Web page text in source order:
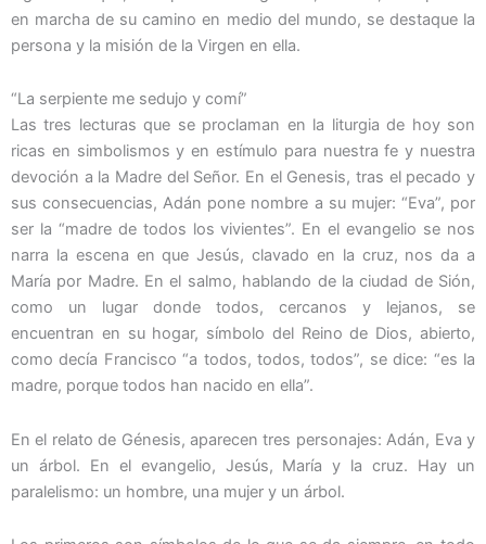
en marcha de su camino en medio del mundo, se destaque la
persona y la misión de la Virgen en ella.
“La serpiente me sedujo y comí”
Las tres lecturas que se proclaman en la liturgia de hoy son
ricas en simbolismos y en estímulo para nuestra fe y nuestra
devoción a la Madre del Señor. En el Genesis, tras el pecado y
sus consecuencias, Adán pone nombre a su mujer: “Eva”, por
ser la “madre de todos los vivientes”. En el evangelio se nos
narra la escena en que Jesús, clavado en la cruz, nos da a
María por Madre. En el salmo, hablando de la ciudad de Sión,
como un lugar donde todos, cercanos y lejanos, se
encuentran en su hogar, símbolo del Reino de Dios, abierto,
como decía Francisco “a todos, todos, todos”, se dice: “es la
madre, porque todos han nacido en ella”.
En el relato de Génesis, aparecen tres personajes: Adán, Eva y
un árbol. En el evangelio, Jesús, María y la cruz. Hay un
paralelismo: un hombre, una mujer y un árbol.